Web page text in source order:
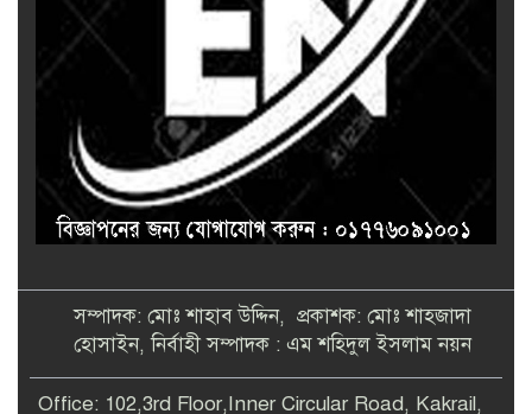
সম্পাদক: মোঃ শাহাব উদ্দিন, প্রকাশক: মোঃ শাহজাদা
হোসাইন, নির্বাহী সম্পাদক : এম শহিদুল ইসলাম নয়ন
Office: 102,3rd Floor,Inner Circular Road, Kakrail,